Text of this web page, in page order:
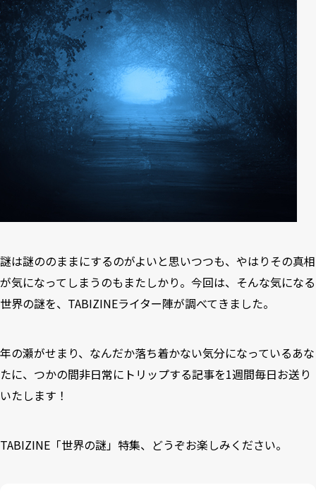
謎は謎ののままにするのがよいと思いつつも、やはりその真相
が気になってしまうのもまたしかり。今回は、そんな気になる
世界の謎を、TABIZINEライター陣が調べてきました。
年の瀬がせまり、なんだか落ち着かない気分になっているあな
たに、つかの間非日常にトリップする記事を1週間毎日お送り
いたします！
TABIZINE「世界の謎」特集、どうぞお楽しみください。